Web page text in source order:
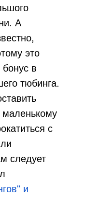
А
это
в
тюбинга.
с
следует
и